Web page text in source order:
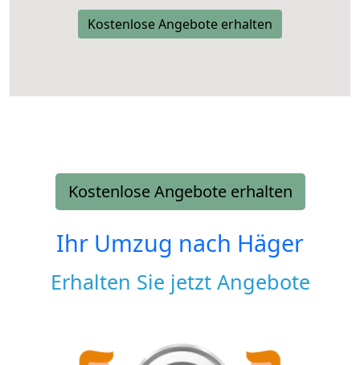
Kostenlose Angebote erhalten
Kostenlose Angebote erhalten
Ihr Umzug nach Häger
Erhalten Sie jetzt Angebote